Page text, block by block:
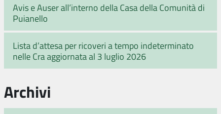
Avis e Auser all’interno della Casa della Comunità di
Puianello
Lista d’attesa per ricoveri a tempo indeterminato
nelle Cra aggiornata al 3 luglio 2026
Archivi